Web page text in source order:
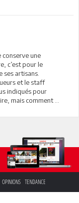
conserve une
c’est pour le
artisans.
et le staff
indiqués pour
mais comment ...
OPINIONS TENDANCE